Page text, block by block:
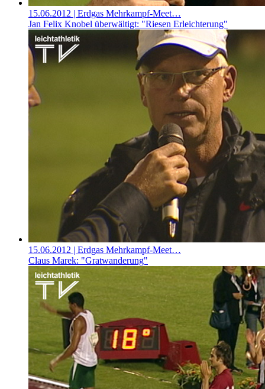
15.06.2012 | Erdgas Mehrkampf-Meet…
Jan Felix Knobel überwältigt: "Riesen Erleichterung"
15.06.2012 | Erdgas Mehrkampf-Meet…
Claus Marek: "Gratwanderung"